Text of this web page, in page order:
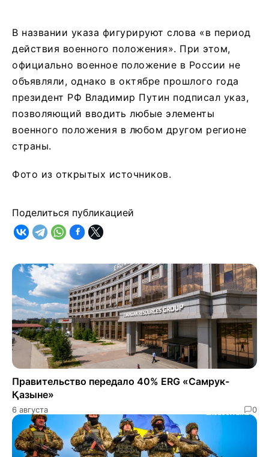
В названии указа фигурируют слова «в период
действия военного положения». При этом,
официально военное положение в России не
объявляли, однако в октябре прошлого года
президент РФ Владимир Путин подписал указ,
позволяющий вводить любые элементы
военного положения в любом другом регионе
страны.
Фото из открытых источников.
Поделиться публикацией
Правительство передало 40% ERG «Самрук-
Қазыне»
6 августа 0